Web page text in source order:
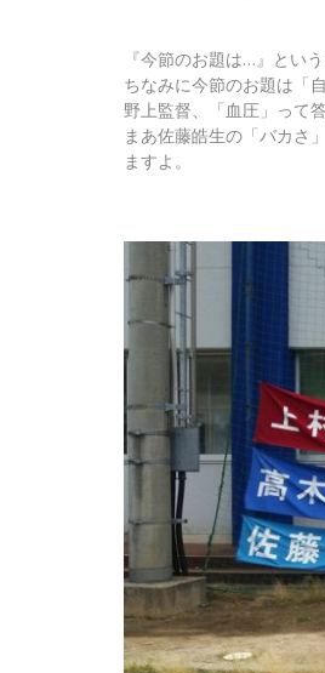
『今節のお題は…』とい
ちなみに今節のお題は「
野上監督、「血圧」って
まあ佐藤皓生の「バカさ
ますよ。